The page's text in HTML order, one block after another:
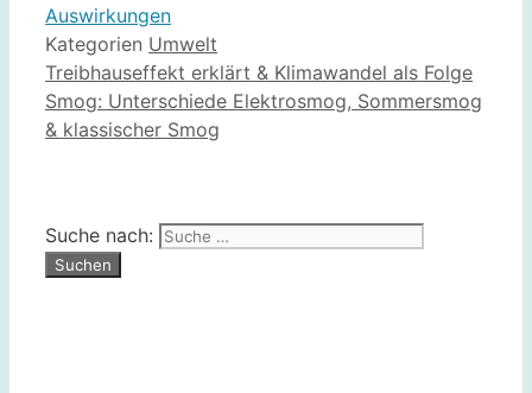
Auswirkungen
Kategorien Umwelt
Treibhauseffekt erklärt & Klimawandel als Folge
Smog: Unterschiede Elektrosmog, Sommersmog
& klassischer Smog
Suche nach: